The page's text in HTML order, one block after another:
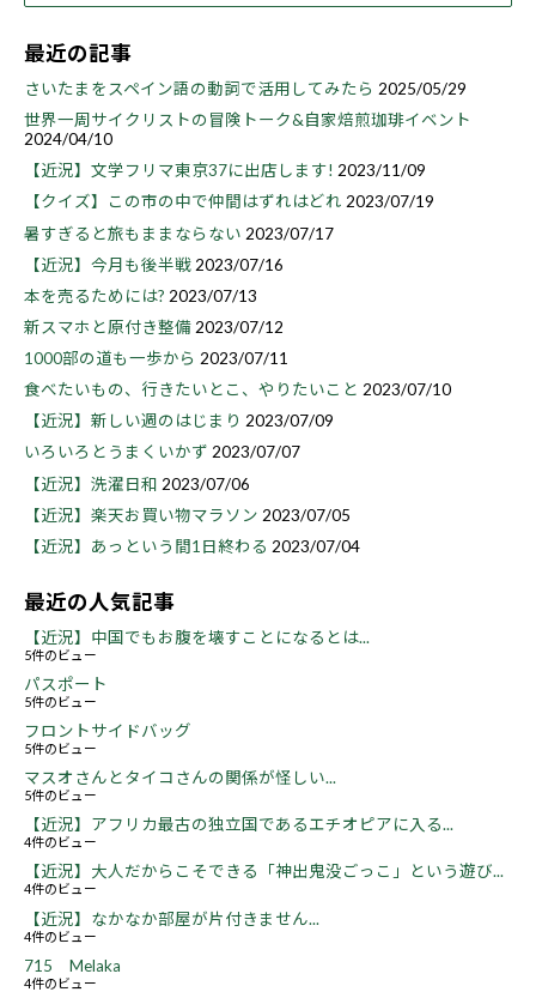
最近の記事
さいたまをスペイン語の動詞で活用してみたら 2025/05/29
世界一周サイクリストの冒険トーク&自家焙煎珈琲イベント
2024/04/10
【近況】文学フリマ東京37に出店します! 2023/11/09
【クイズ】この市の中で仲間はずれはどれ 2023/07/19
暑すぎると旅もままならない 2023/07/17
【近況】今月も後半戦 2023/07/16
本を売るためには? 2023/07/13
新スマホと原付き整備 2023/07/12
1000部の道も一歩から 2023/07/11
食べたいもの、行きたいとこ、やりたいこと 2023/07/10
【近況】新しい週のはじまり 2023/07/09
いろいろとうまくいかず 2023/07/07
【近況】洗濯日和 2023/07/06
【近況】楽天お買い物マラソン 2023/07/05
【近況】あっという間1日終わる 2023/07/04
最近の人気記事
【近況】中国でもお腹を壊すことになるとは...
5件のビュー
パスポート
5件のビュー
フロントサイドバッグ
5件のビュー
マスオさんとタイコさんの関係が怪しい...
5件のビュー
【近況】アフリカ最古の独立国であるエチオピアに入る...
4件のビュー
【近況】大人だからこそできる「神出鬼没ごっこ」という遊び...
4件のビュー
【近況】なかなか部屋が片付きません...
4件のビュー
715 Melaka
4件のビュー